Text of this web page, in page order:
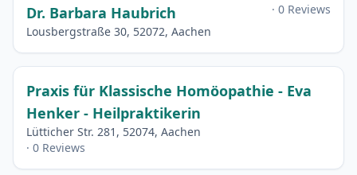
Dr. Barbara Haubrich
Lousbergstraße 30, 52072, Aachen
· 0 Reviews
Praxis für Klassische Homöopathie - Eva
Henker - Heilpraktikerin
Lütticher Str. 281, 52074, Aachen
· 0 Reviews